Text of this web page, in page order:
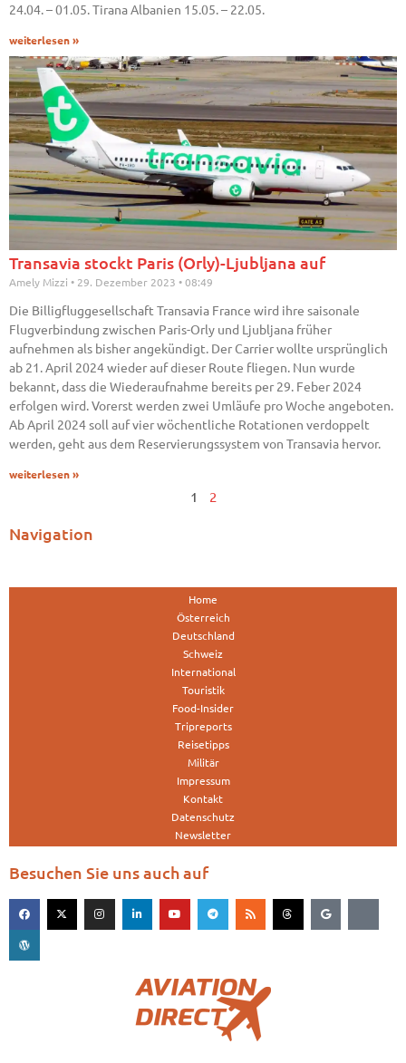
24.04. – 01.05. Tirana Albanien 15.05. – 22.05.
weiterlesen »
Transavia stockt Paris (Orly)-Ljubljana auf
Amely Mizzi 29. Dezember 2023 08:49
Die Billigfluggesellschaft Transavia France wird ihre saisonale
Flugverbindung zwischen Paris-Orly und Ljubljana früher
aufnehmen als bisher angekündigt. Der Carrier wollte ursprünglich
ab 21. April 2024 wieder auf dieser Route fliegen. Nun wurde
bekannt, dass die Wiederaufnahme bereits per 29. Feber 2024
erfolgen wird. Vorerst werden zwei Umläufe pro Woche angeboten.
Ab April 2024 soll auf vier wöchentliche Rotationen verdoppelt
werden, geht aus dem Reservierungssystem von Transavia hervor.
weiterlesen »
1 2
Navigation
Home
Österreich
Deutschland
Schweiz
International
Touristik
Food-Insider
Tripreports
Reisetipps
Militär
Impressum
Kontakt
Datenschutz
Newsletter
Besuchen Sie uns auch auf